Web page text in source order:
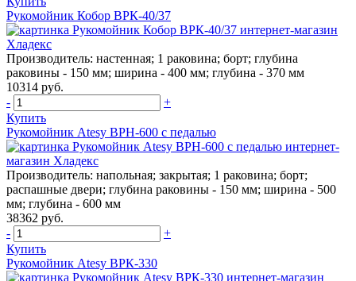
Рукомойник Кобор ВРК-40/37
Производитель: настенная; 1 раковина; борт; глубина
раковины - 150 мм; ширина - 400 мм; глубина - 370 мм
10314 руб.
-
+
Купить
Рукомойник Atesy ВРН-600 с педалью
Производитель: напольная; закрытая; 1 раковина; борт;
распашные двери; глубина раковины - 150 мм; ширина - 500
мм; глубина - 600 мм
38362 руб.
-
+
Купить
Рукомойник Atesy ВРК-330